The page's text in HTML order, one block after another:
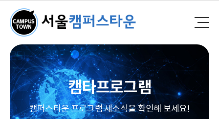
캠타프로그램
캠퍼스타운 프로그램 새소식을 확인해 보세요!